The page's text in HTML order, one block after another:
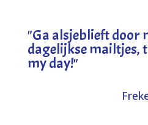
"Ga alsjeblieft door
dagelijkse mailtjes,
my day!"